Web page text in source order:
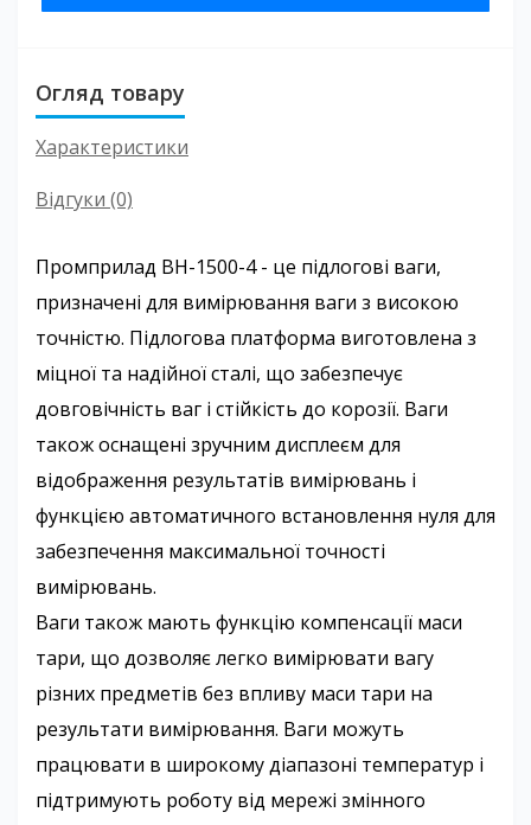
Огляд товару
Характеристики
Відгуки (0)
Промприлад ВН-1500-4 - це підлогові ваги,
призначені для вимірювання ваги з високою
точністю. Підлогова платформа виготовлена з
міцної та надійної сталі, що забезпечує
довговічність ваг і стійкість до корозії. Ваги
також оснащені зручним дисплеєм для
відображення результатів вимірювань і
функцією автоматичного встановлення нуля для
забезпечення максимальної точності
вимірювань.
Ваги також мають функцію компенсації маси
тари, що дозволяє легко вимірювати вагу
різних предметів без впливу маси тари на
результати вимірювання. Ваги можуть
працювати в широкому діапазоні температур і
підтримують роботу від мережі змінного